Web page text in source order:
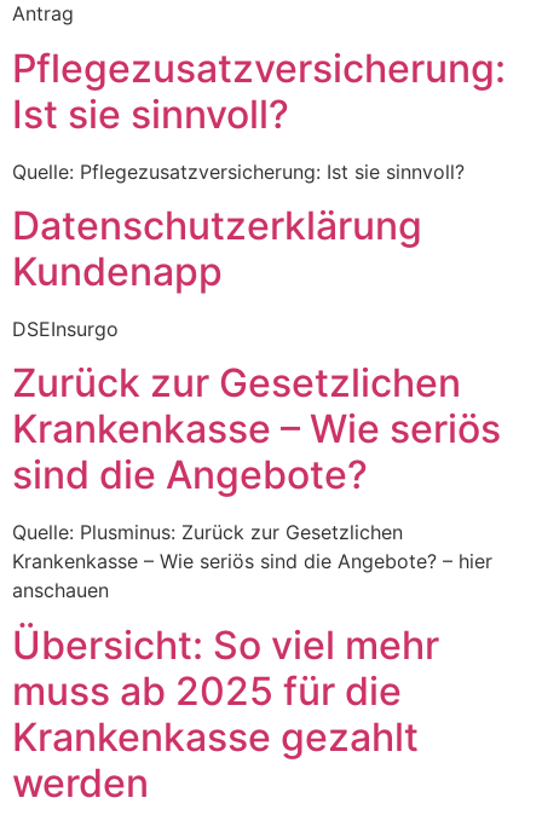
Antrag
Pflegezusatzversicherung:
Ist sie sinnvoll?
Quelle: Pflegezusatzversicherung: Ist sie sinnvoll?
Datenschutzerklärung
Kundenapp
DSEInsurgo
Zurück zur Gesetzlichen
Krankenkasse – Wie seriös
sind die Angebote?
Quelle: Plusminus: Zurück zur Gesetzlichen
Krankenkasse – Wie seriös sind die Angebote? – hier
anschauen
Übersicht: So viel mehr
muss ab 2025 für die
Krankenkasse gezahlt
werden